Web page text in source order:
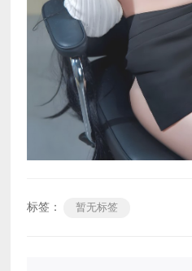
标签： 暂无标签